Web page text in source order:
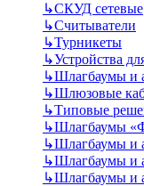
↳СКУД сетевые
↳Считыватели
↳Турникеты
↳Устройства
↳Шлагбаумы и
↳Шлюзовые
↳Типовые
↳Шлагбаумы
↳Шлагбаумы и
↳Шлагбаумы и
↳Шлагбаумы и